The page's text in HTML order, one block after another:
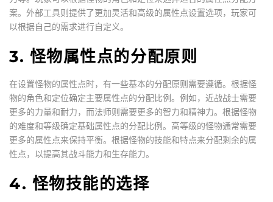
案。外部工具则提供了更加灵活和高级的属性点设置选项，玩家可
以根据自己的需求进行自定义。
3. 怪物属性点的分配原则
在设置怪物的属性点时，有一些基本的分配原则需要遵循。根据怪
物的角色和定位确定主要属性点的分配比例。例如，近战战士需要
更多的力量和耐力，而法师则需要更多的智力和精神力。根据怪物
的难度和等级确定基础属性点的分配比例。高等级的怪物通常需要
更多的属性点来保持平衡。根据怪物的技能和特点来分配剩余的属
性点，以提高其战斗能力和生存能力。
4. 怪物技能的选择